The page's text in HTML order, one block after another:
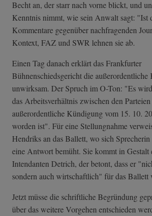
Becht an, der starr nach vorne blickt, und
Kenntnis nimmt, wie sein Anwalt sagt: "Ist
Kommentare gegenüber nachfragenden
Kontext, FAZ und SWR lehnen sie ab.
Einen Tag danach erklärt das Frankfurter
Bühnenschiedsgericht die
unwirksam. Der Spruch im O-Ton: "Es
das Arbeitsverhältnis zwischen den
außerordentliche Kündigung vom 15. 10.
worden ist". Für eine Stellungnahme
Hendriks an das Ballett, wo sich
eine Antwort bemüht. Sie kommt in Gestalt
Intendanten Detrich, der betont, dass er
sondern auch wirtschaftlich" für das Ballett
Jetzt müsse die schriftliche Begründung
über das weitere Vorgehen entschieden